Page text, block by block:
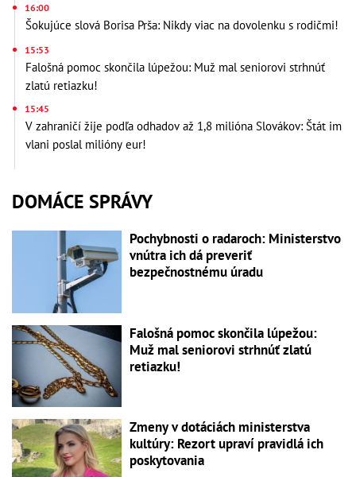
16:00
Šokujúce slová Borisa Prša: Nikdy viac na dovolenku s rodičmi!
15:53
Falošná pomoc skončila lúpežou: Muž mal seniorovi strhnúť
zlatú retiazku!
15:45
V zahraničí žije podľa odhadov až 1,8 milióna Slovákov: Štát im
vlani poslal milióny eur!
DOMÁCE SPRÁVY
Pochybnosti o radaroch: Ministerstvo
vnútra ich dá preveriť
bezpečnostnému úradu
Falošná pomoc skončila lúpežou:
Muž mal seniorovi strhnúť zlatú
retiazku!
Zmeny v dotáciách ministerstva
kultúry: Rezort upraví pravidlá ich
poskytovania